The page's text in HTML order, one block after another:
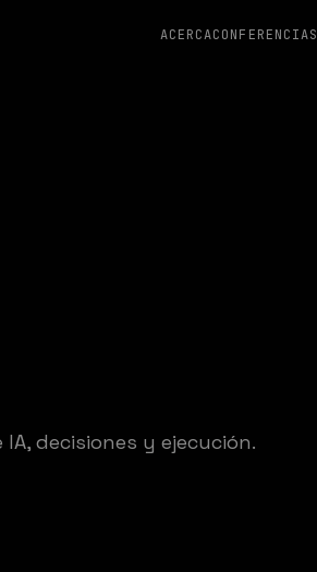
ACERCACONFERENCIAS
decisiones y ejecución.